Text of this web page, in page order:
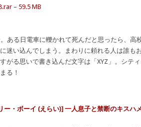
– 59.5 MB
ある日電車に轢かれて死んだと思ったら、高
迷い込んでしまう。まわりに頼れる人は誰も
がる思いで書き込んだ文字は「XYZ」。シテ
る！
ー・ボーイ (えらい)] 一人息子と禁断のキスハ